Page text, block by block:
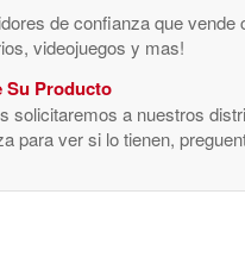
de confianza que vende
videojuegos y mas!
Su Producto
solicitaremos a nuestros
para ver si lo tienen,